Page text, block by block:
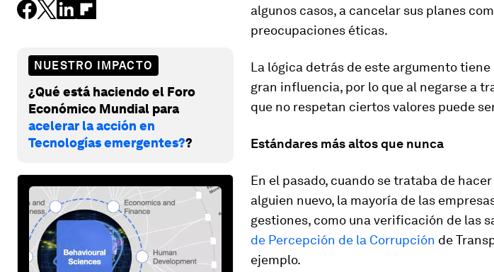
NUESTRO IMPACTO
¿Qué está haciendo el Foro
Económico Mundial para
acelerar la acción en
Tecnologías emergentes??
algunos casos, a cancelar sus planes
preocupaciones éticas.
La lógica detrás de este argumento
gran influencia, por lo que al negarse a
que no respetan ciertos valores puede
Estándares más altos que nunca
En el pasado, cuando se trataba de
alguien nuevo, la mayoría de las
gestiones, como una verificación de las
de Percepción de la Corrupción de
ejemplo.